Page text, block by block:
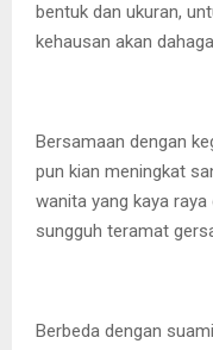
bentuk dan ukuran,
kehausan akan
Bersamaan dengan
pun kian meningkat
wanita yang kaya
sungguh teramat
Berbeda dengan